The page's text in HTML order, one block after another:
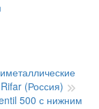
(Россия)
500 с нижним